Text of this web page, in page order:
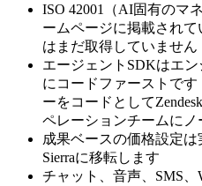
ISO 42001（AI固有のマ
ームページに掲載され
はまだ取得していません
エージェントSDKはエ
にコードファーストです
ーをコードとして
ペレーションチームにノ
成果ベースの価格設定は
Sierraに移転します
チャット、音声、SMS、